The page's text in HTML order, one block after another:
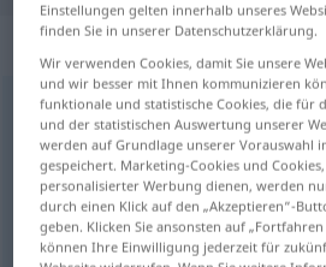
„unaufmerksam“:
unaufmerksamadj
Übersicht aller
(Für mehr Details die Übersetzung
desatento, distraído
Einstellungen gelten innerhalb unseres
finden Sie in unserer Datenschutzerklärung.
Wir verwenden Cookies, damit Sie unsere
und wir besser mit Ihnen kommunizieren
funktionale und statistische Cookies, die für
und der statistischen Auswertung unserer
werden auf Grundlage unserer Vorauswahl
gespeichert. Marketing-Cookies und
personalisierter Werbung dienen, werden
durch einen Klick auf den „Akzeptieren“-
geben. Klicken Sie ansonsten auf
können Ihre Einwilligung jederzeit für